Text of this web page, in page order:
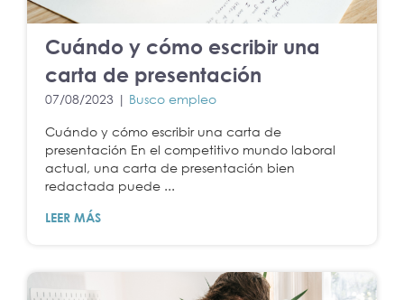
Cuándo y cómo escribir una
carta de presentación
07/08/2023 | Busco empleo
Cuándo y cómo escribir una carta de
presentación En el competitivo mundo laboral
actual, una carta de presentación bien
redactada puede ...
LEER MÁS